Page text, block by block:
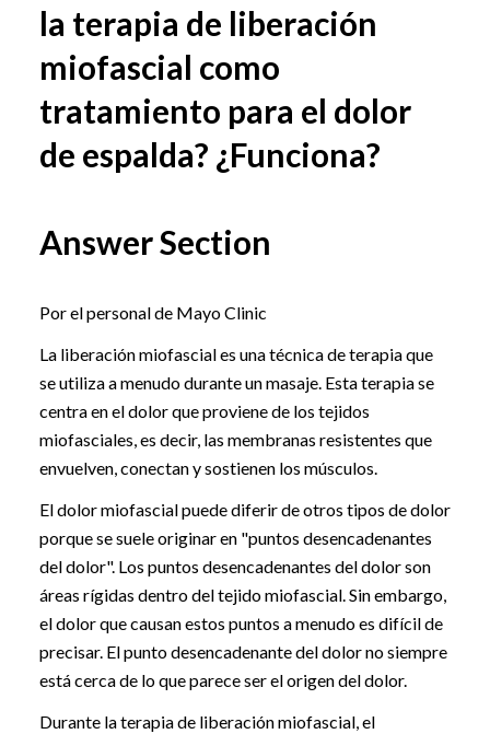
la terapia de liberación
miofascial como
tratamiento para el dolor
de espalda? ¿Funciona?
Answer Section
Por el personal de Mayo Clinic
La liberación miofascial es una técnica de terapia que
se utiliza a menudo durante un masaje. Esta terapia se
centra en el dolor que proviene de los tejidos
miofasciales, es decir, las membranas resistentes que
envuelven, conectan y sostienen los músculos.
El dolor miofascial puede diferir de otros tipos de dolor
porque se suele originar en "puntos desencadenantes
del dolor". Los puntos desencadenantes del dolor son
áreas rígidas dentro del tejido miofascial. Sin embargo,
el dolor que causan estos puntos a menudo es difícil de
precisar. El punto desencadenante del dolor no siempre
está cerca de lo que parece ser el origen del dolor.
Durante la terapia de liberación miofascial, el